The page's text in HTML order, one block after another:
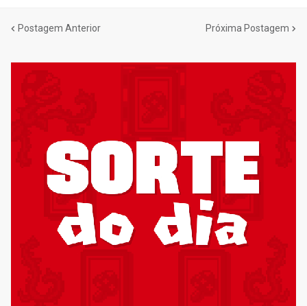
Postagem Anterior Próxima Postagem